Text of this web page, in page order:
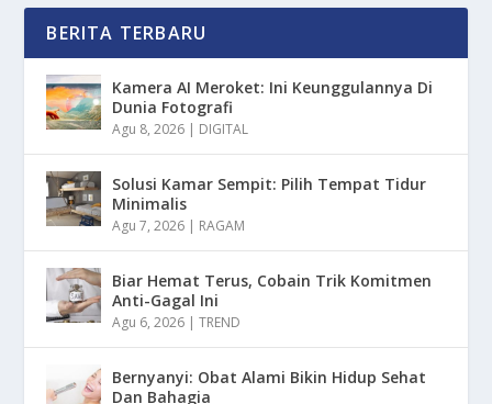
BERITA TERBARU
Kamera AI Meroket: Ini Keunggulannya Di
Dunia Fotografi
Agu 8, 2026 | DIGITAL
Solusi Kamar Sempit: Pilih Tempat Tidur
Minimalis
Agu 7, 2026 | RAGAM
Biar Hemat Terus, Cobain Trik Komitmen
Anti-Gagal Ini
Agu 6, 2026 |TREND
Bernyanyi: Obat Alami Bikin Hidup Sehat
Dan Bahagia